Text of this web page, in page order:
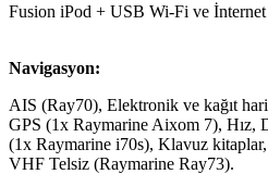
Fusion iPod + USB Wi-Fi ve İnternet
Navigasyon:
AIS (Ray70), Elektronik ve kağıt
GPS (1x Raymarine Aixom 7), Hız,
(1x Raymarine i70s), Klavuz
VHF Telsiz (Raymarine Ray73).